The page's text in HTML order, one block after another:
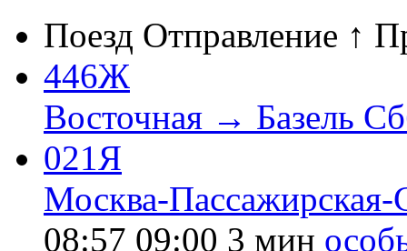
Поезд Отправление ↑
446Ж
Восточная → Базель
021Я
Москва-
08:57 09:00 3 мин